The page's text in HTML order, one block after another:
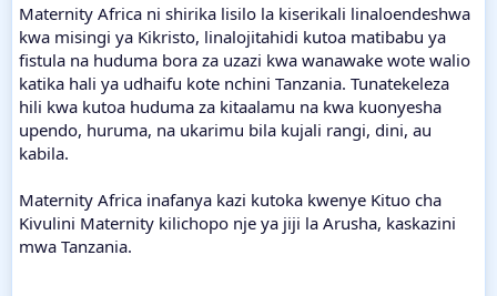
Maternity Africa ni shirika lisilo la kiserikali linaloendeshwa
kwa misingi ya Kikristo, linalojitahidi kutoa matibabu ya
fistula na huduma bora za uzazi kwa wanawake wote walio
katika hali ya udhaifu kote nchini Tanzania. Tunatekeleza
hili kwa kutoa huduma za kitaalamu na kwa kuonyesha
upendo, huruma, na ukarimu bila kujali rangi, dini, au
kabila.
Maternity Africa inafanya kazi kutoka kwenye Kituo cha
Kivulini Maternity kilichopo nje ya jiji la Arusha, kaskazini
mwa Tanzania.